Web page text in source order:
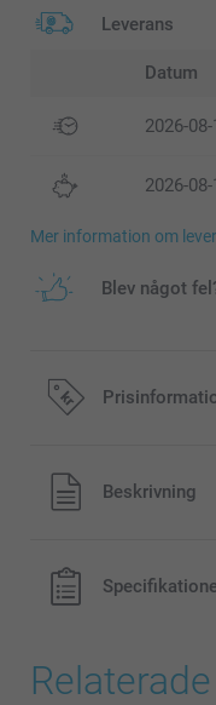
Leverans
Datum
2026-08-
2026-
Mer information om
Blev något
Alla priser är i
exklusive porto.
Beskrivning